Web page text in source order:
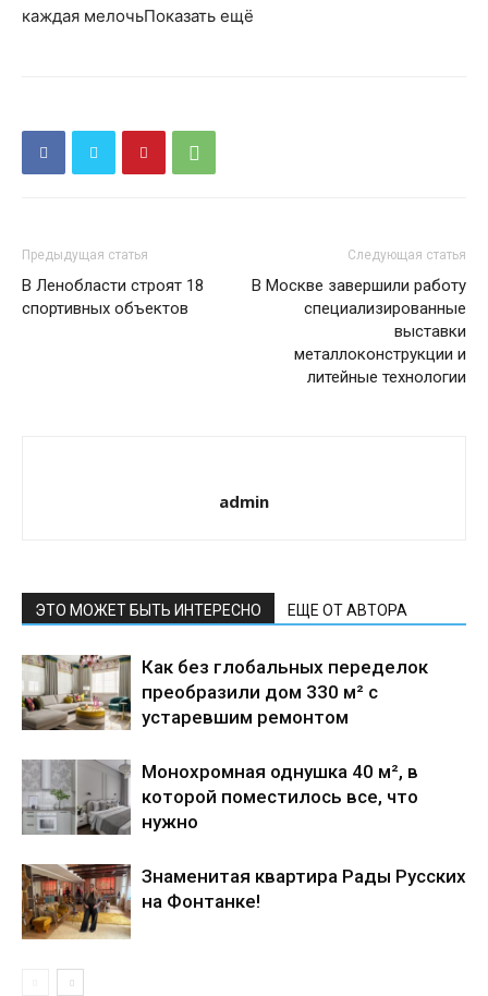
каждая мелочьПоказать ещё
Предыдущая статья
В Ленобласти строят 18
спортивных объектов
Следующая статья
В Москве завершили работу
специализированные
выставки
металлоконструкции и
литейные технологии
admin
ЭТО МОЖЕТ БЫТЬ ИНТЕРЕСНО ЕЩЕ ОТ АВТОРА
Как без глобальных переделок
преобразили дом 330 м² с
устаревшим ремонтом
Монохромная однушка 40 м², в
которой поместилось все, что
нужно
Знаменитая квартира Рады Русских
на Фонтанке!